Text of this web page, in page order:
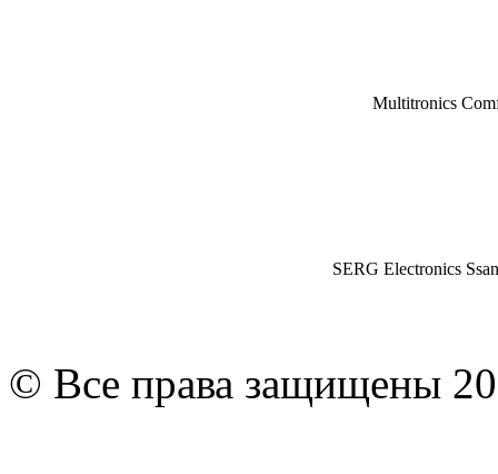
Multitronics
SERG Electronics
© Все права защищены